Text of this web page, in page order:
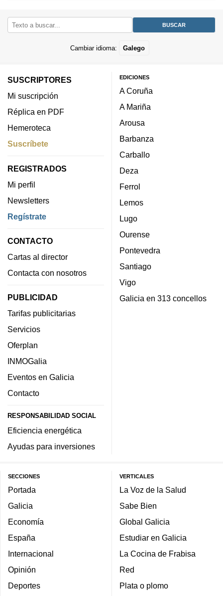
Cambiar idioma: Galego
SUSCRIPTORES
Mi suscripción
Réplica en PDF
Hemeroteca
Suscríbete
REGISTRADOS
Mi perfil
Newsletters
Regístrate
CONTACTO
Cartas al director
Contacta con nosotros
PUBLICIDAD
Tarifas publicitarias
Servicios
Oferplan
INMOGalia
Eventos en Galicia
Contacto
RESPONSABILIDAD SOCIAL
Eficiencia energética
Ayudas para inversiones
EDICIONES
A Coruña
A Mariña
Arousa
Barbanza
Carballo
Deza
Ferrol
Lemos
Lugo
Ourense
Pontevedra
Santiago
Vigo
Galicia en 313 concellos
SECCIONES
Portada
Galicia
Economía
España
Internacional
Opinión
Deportes
VERTICALES
La Voz de la Salud
Sabe Bien
Global Galicia
Estudiar en Galicia
La Cocina de Frabisa
Red
Plata o plomo